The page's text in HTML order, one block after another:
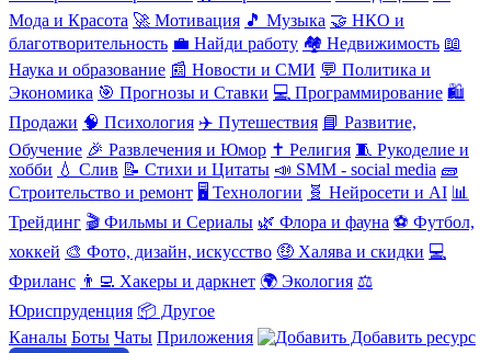
Мода и Красота 🚀 Мотивация 🎵 Музыка 🤝 НКО и
благотворительность 💼 Найди работу 🏘️ Недвижимость 📖
Наука и образование 📰 Новости и СМИ 💬 Политика и
Экономика 🎯 Прогнозы и Ставки 💻 Программирование 🛍️
Продажи 🧠 Психология ✈️ Путешествия 📘 Развитие,
Обучение 🎉 Развлечения и Юмор ✝️ Религия 🧵 Рукоделие и
хобби 💧 Слив 📝 Стихи и Цитаты 📣 SMM - social media 🧱
Строительство и ремонт 🖥️ Технологии 🧬 Нейросети и AI 📊
Трейдинг 🎬 Фильмы и Сериалы 🌿 Флора и фауна ⚽ Футбол,
хоккей 🎨 Фото, дизайн, искусство 🤑 Халява и скидки 💻
Фриланс 👨‍💻 Хакеры и даркнет 🌍 Экология ⚖️
Юриспруденция 📦 Другое
Каналы Боты Чаты Приложения Добавить ресурс